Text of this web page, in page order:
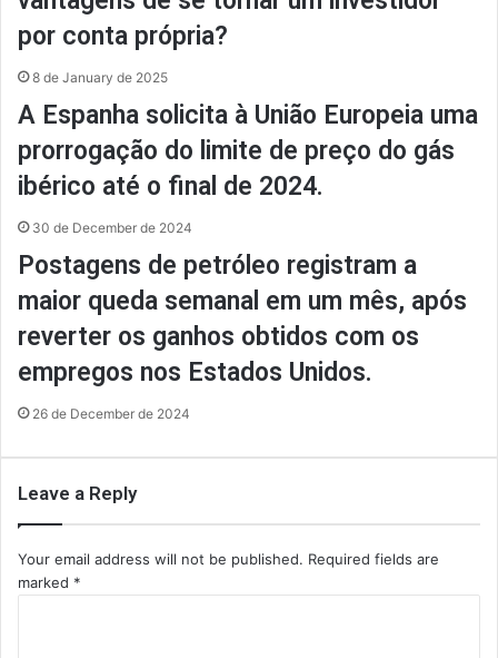
por conta própria?
8 de January de 2025
A Espanha solicita à União Europeia uma
prorrogação do limite de preço do gás
ibérico até o final de 2024.
30 de December de 2024
Postagens de petróleo registram a
maior queda semanal em um mês, após
reverter os ganhos obtidos com os
empregos nos Estados Unidos.
26 de December de 2024
Leave a Reply
Your email address will not be published. Required fields are
marked *